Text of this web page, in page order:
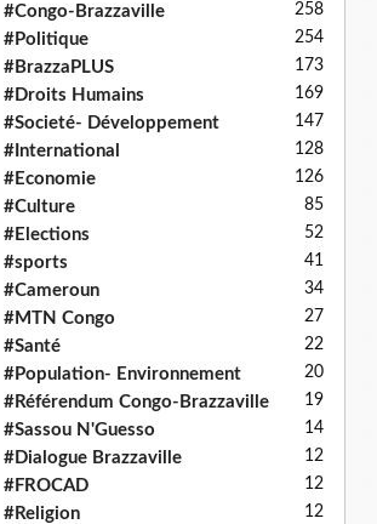
#Congo-Brazzaville 258
#Politique 254
#BrazzaPLUS 173
#Droits Humains 169
#Societé- Développement 147
#International 128
#Economie 126
#Culture 85
#Elections 52
#sports 41
#Cameroun 34
#MTN Congo 27
#Santé 22
#Population- Environnement 20
#Référendum Congo-Brazzaville 19
#Sassou N'Guesso 14
#Dialogue Brazzaville 12
#FROCAD 12
#Religion 12